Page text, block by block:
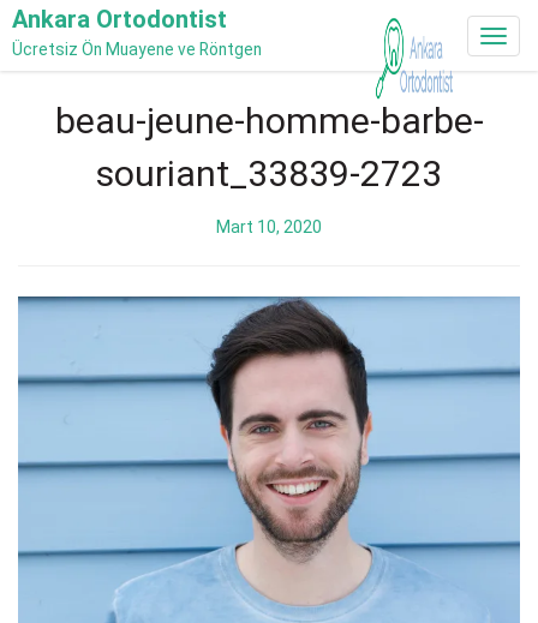
Ankara Ortodontist
Ücretsiz Ön Muayene ve Röntgen
beau-jeune-homme-barbe-
souriant_33839-2723
Mart 10, 2020